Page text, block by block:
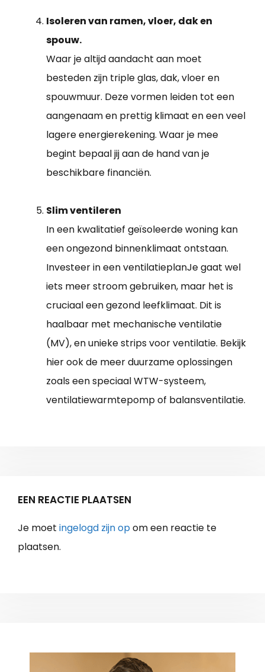
Isoleren van ramen, vloer, dak en
spouw.
Waar je altijd aandacht aan moet
besteden zijn triple glas, dak, vloer en
spouwmuur. Deze vormen leiden tot een
aangenaam en prettig klimaat en een veel
lagere energierekening. Waar je mee
begint bepaal jij aan de hand van je
beschikbare financiën.
Slim ventileren
In een kwalitatief geïsoleerde woning kan
een ongezond binnenklimaat ontstaan.
Investeer in een ventilatieplanJe gaat wel
iets meer stroom gebruiken, maar het is
cruciaal een gezond leefklimaat. Dit is
haalbaar met mechanische ventilatie
(MV), en unieke strips voor ventilatie. Bekijk
hier ook de meer duurzame oplossingen
zoals een speciaal WTW-systeem,
ventilatiewarmtepomp of balansventilatie.
EEN REACTIE PLAATSEN
Je moet ingelogd zijn opom een reactie te
plaatsen.